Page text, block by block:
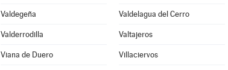
Valdegeña Valdelagua del Cerro
Valderrodilla Valtajeros
Viana de Duero Villaciervos